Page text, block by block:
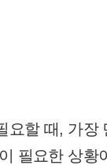
할 때, 가장
필요한 상황